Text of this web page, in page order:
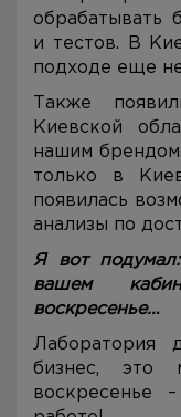
обрабатывать
и тестов. В
подходе еще
Также
Киевской
нашим
только в
появилась
анализы по
Я вот
вашем
воскресенье…
бизнес,
воскресенье